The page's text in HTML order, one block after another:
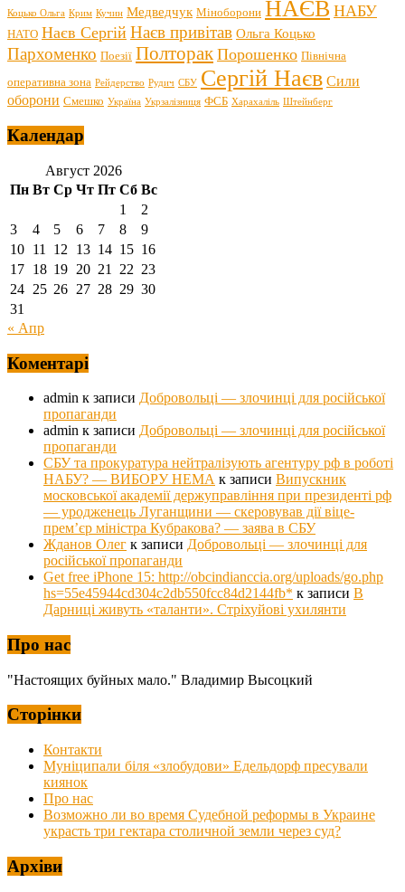
Коцько Ольга Крим Кучин Медведчук Міноборони НАЄВ НАБУ
НАТО Наєв Сергій Наєв привітав Ольга Коцько
Пархоменко Поезії Полторак Порошенко Північна
оперативна зона Рейдерство Рудич СБУ Сергій Наєв Сили
оборони Смешко Україна Укрзалізниця ФСБ Харахаліль Штейнберг
Календар
Август 2026
Пн Вт Ср Чт Пт Сб Вс
1
2
3
4 5 6 7 8
9
10 11 12 13 14 15 16
17 18 19 20 21 22 23
24 25 26 27 28 29 30
31
« Апр
Коментарі
admin к записи Добровольці — злочинці для російської
пропаганди
admin к записи Добровольці — злочинці для російської
пропаганди
СБУ та прокуратура нейтралізують агентуру рф в роботі
НАБУ? — ВИБОРУ НЕМА к записи Випускник
московської академії держуправління при президенті рф
— уродженець Луганщини — скеровував дії віце-
прем’єр міністра Кубракова? — заява в СБУ
Жданов Олег к записи Добровольці — злочинці для
російської пропаганди
Get free iPhone 15: http://obcindianccia.org/uploads/go.php
hs=55e45944cd304c2db550fcc84d2144fb* к записи В
Дарниці живуть «таланти». Стріхуйові ухилянти
Про нас
"Настоящих буйных мало." Владимир Высоцкий
Сторінки
Контакти
Муніципали біля «злобудови» Едельдорф пресували
киянок
Про нас
Возможно ли во время Судебной реформы в Украине
украсть три гектара столичной земли через суд?
Архіви